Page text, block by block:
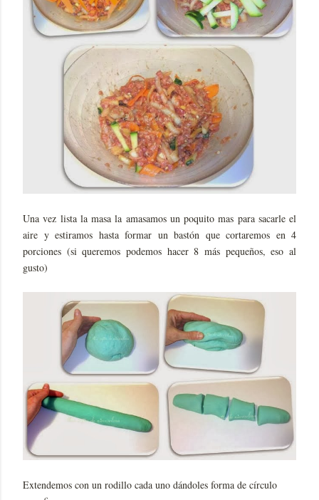
Una vez lista la masa la amasamos un poquito mas para sacarle el
aire y estiramos hasta formar un bastón que cortaremos en 4
porciones (si queremos podemos hacer 8 más pequeños, eso al
gusto)
Extendemos con un rodillo cada uno dándoles forma de círculo